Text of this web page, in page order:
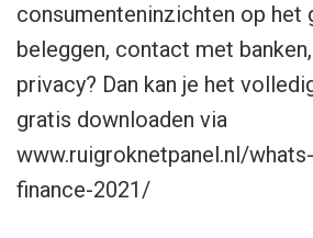
consumenteninzichten op het
beleggen, contact met
privacy? Dan kan je het
gratis downloaden via
www.ruigroknetpanel.nl/
finance-2021/